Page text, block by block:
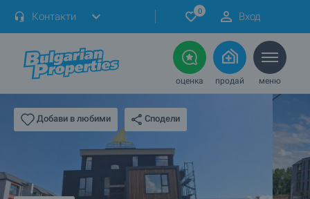
Контакти 0 Вход
оценка продай меню
Добави в любими Сподели